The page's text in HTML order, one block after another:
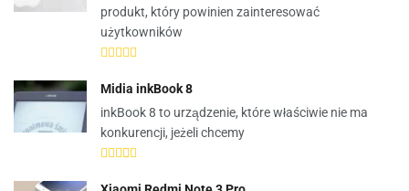
produkt, który powinien zainteresować
użytkowników
Midia inkBook 8
inkBook 8 to urządzenie, które właściwie nie ma
konkurencji, jeżeli chcemy